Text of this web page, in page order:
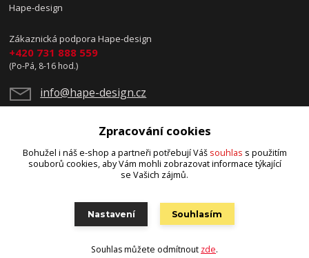
Hape-design
Zákaznická podpora Hape-design
+420 731 888 559
(Po-Pá, 8-16 hod.)
info@hape-design.cz
Vytvořeno na
Eshop-rychle.cz
Zpracování cookies
Bohužel i náš e-shop a partneři potřebují Váš souhlas s použitím
souborů cookies, aby Vám mohli zobrazovat informace týkající
se Vašich zájmů.
Nastavení Souhlasím
Souhlas můžete odmítnout zde.